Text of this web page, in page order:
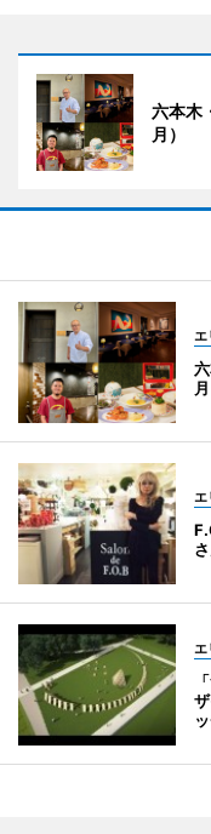
六本木
月）
エ
月
エ
エ